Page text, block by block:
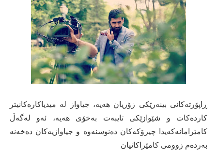
ڕاپۆرتەکانی بینەرێکی زۆریان هەیە، جیاواز لە میدیاکارەکانیتر
کاردەکات و شێوازێکی تایبەت بەخۆی هەیە، ئەو لەگەڵ
کامێرامانەکەیدا چیرۆکەکان دەنوسنەوە و جیاوازیەکان دەخەنە
بەردەم زوومی کامێراکانیان